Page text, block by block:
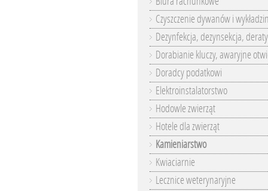
Czyszczenie dywanów i
Dezynfekcja, dezynsekcja,
Dorabianie kluczy, awaryjne
Doradcy podatkowi
Elektroinstalatorstwo
Hodowle zwierząt
Hotele dla zwierząt
Kamieniarstwo
Kwiaciarnie
Lecznice weterynaryjne